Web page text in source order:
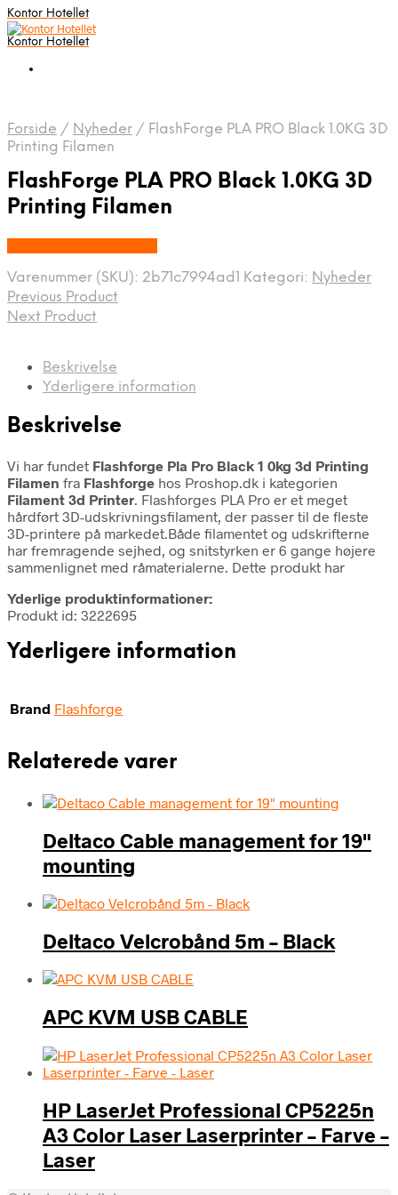
Kontor Hotellet
Kontor Hotellet
Forside / Nyheder / FlashForge PLA PRO Black 1.0KG 3D
Printing Filamen
FlashForge PLA PRO Black 1.0KG 3D
Printing Filamen
Varenummer (SKU): 2b71c7994ad1 Kategori: Nyheder
Previous Product
Next Product
Beskrivelse
Yderligere information
Beskrivelse
Vi har fundet Flashforge Pla Pro Black 1 0kg 3d Printing
Filamen fra Flashforge hos Proshop.dk i kategorien
Filament 3d Printer. Flashforges PLA Pro er et meget
hårdført 3D-udskrivningsfilament, der passer til de fleste
3D-printere på markedet.Både filamentet og udskrifterne
har fremragende sejhed, og snitstyrken er 6 gange højere
sammenlignet med råmaterialerne. Dette produkt har
Yderlige produktinformationer:
Produkt id: 3222695
Yderligere information
Brand Flashforge
Relaterede varer
Deltaco Cable management for 19"
mounting
Deltaco Velcrobånd 5m – Black
APC KVM USB CABLE
HP LaserJet Professional CP5225n
A3 Color Laser Laserprinter – Farve –
Laser